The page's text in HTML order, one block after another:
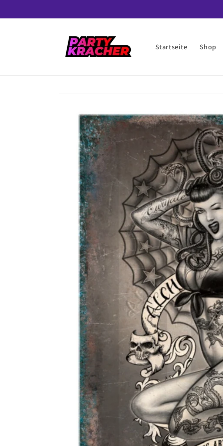
Inhalt
Startseite Shop
springen